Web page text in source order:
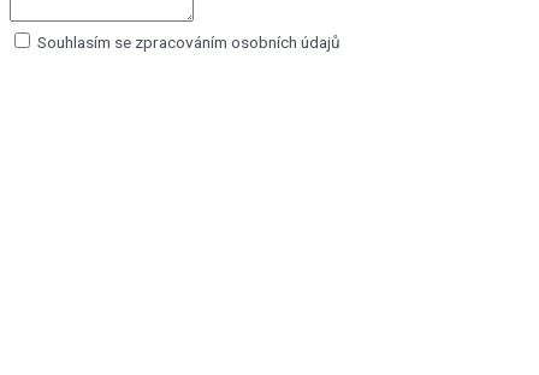
Souhlasím se zpracováním osobních údajů